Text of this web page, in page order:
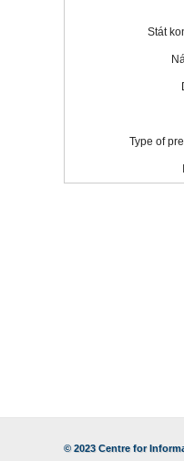
Stát
Type of
© 2023 Centre for